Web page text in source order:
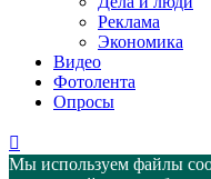
Реклама
Экономика
Видео
Фотолента
Опросы
Мы используем файлы